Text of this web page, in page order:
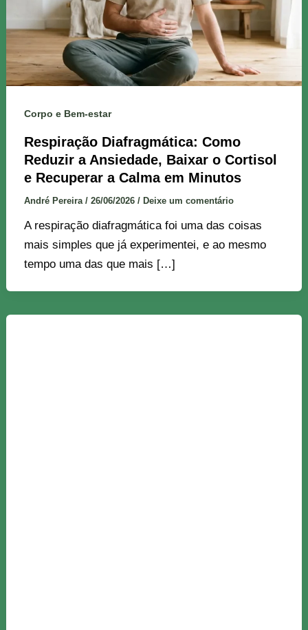
Corpo e Bem-estar
Respiração Diafragmática: Como
Reduzir a Ansiedade, Baixar o Cortisol
e Recuperar a Calma em Minutos
André Pereira / 26/06/2026 / Deixe um comentário
A respiração diafragmática foi uma das coisas
mais simples que já experimentei, e ao mesmo
tempo uma das que mais […]